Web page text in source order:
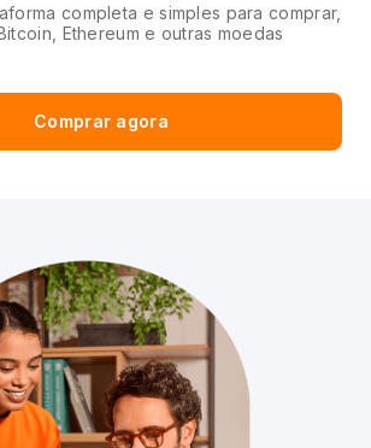
completa e simples para comprar,
Ethereum e outras moedas
Comprar agora